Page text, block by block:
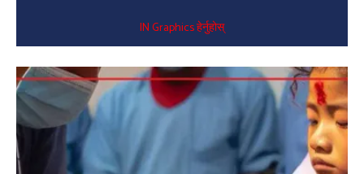
IN Graphics हेर्नुहोस्